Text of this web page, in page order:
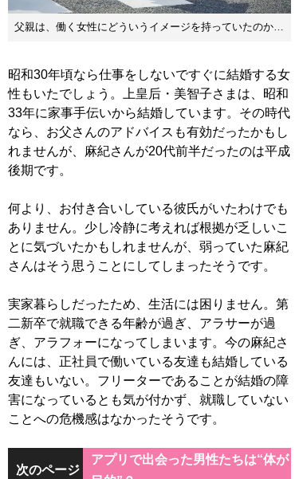
父親は、働く女性にどういうイメージを持っていたのか…
昭和30年頃なら仕事をしないですぐに結婚する女
性もいたでしょう。上皇后・美智子さまは、昭和
33年に家事手伝いから結婚しています。その時代
なら、お父さんのアドバイスも有効だったかもし
れませんが、麻紀さんが20代前半だったのは平成
後期です。
何より、お付き合いしている彼氏がいたわけでも
ありません。少し冷静に考えれば根拠が乏しいこ
とに気づいたかもしれませんが、弱っていた麻紀
さんはそう思うことにしてしまったそうです。
実家暮らしだったため、生活には困りません。第
二新卒で就職できる年齢が過ぎ、アラサーが過
ぎ、アラフォーになってしまいます。今の麻紀さ
んには、正社員で働いている友達も結婚している
友達もいない。フリーターであることが結婚の障
害になっているとも気が付かず、就職していない
ことへの危機感はなかったそうです。
次のページ
アプリで出会った男性たちは“体が